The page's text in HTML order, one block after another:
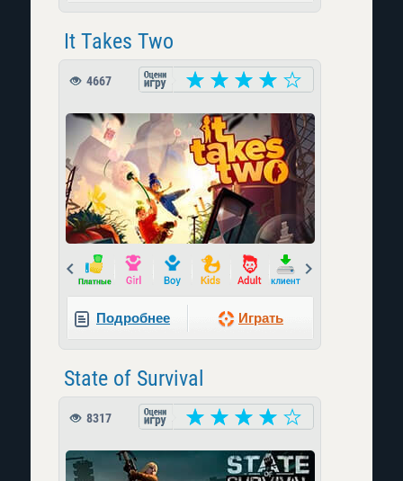
It Takes Two
4667
Prev
Подробнее Играть
State of Survival
8317